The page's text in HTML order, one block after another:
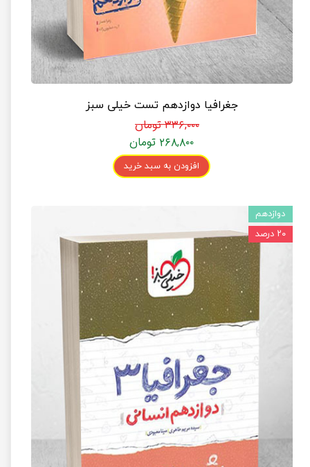
جغرافیا دوازدهم تست خیلی سبز
۳۳۶,۰۰۰ تومان
۲۶۸,۸۰۰ تومان
افزودن به سبد خرید
دوازدهم
۲۰ درصد